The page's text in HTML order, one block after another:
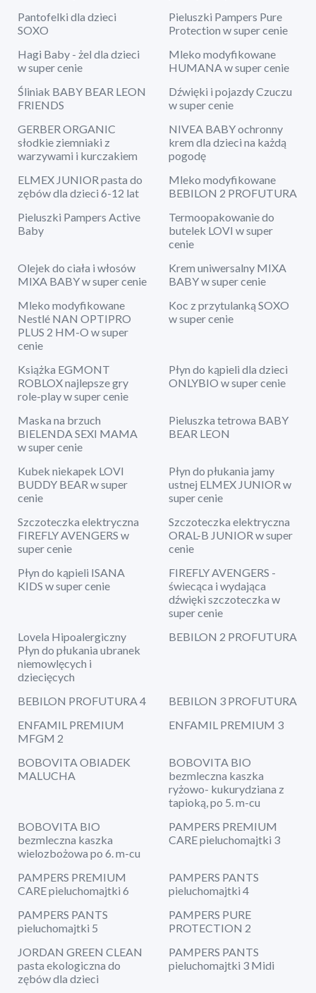
Pantofelki dla dzieci
SOXO
Pieluszki Pampers Pure
Protection w super cenie
Hagi Baby - żel dla dzieci
w super cenie
Mleko modyfikowane
HUMANA w super cenie
Śliniak BABY BEAR LEON
FRIENDS
Dźwięki i pojazdy Czuczu
w super cenie
GERBER ORGANIC
słodkie ziemniaki z
warzywami i kurczakiem
NIVEA BABY ochronny
krem dla dzieci na każdą
pogodę
ELMEX JUNIOR pasta do
zębów dla dzieci 6-12 lat
Mleko modyfikowane
BEBILON 2 PROFUTURA
Pieluszki Pampers Active
Baby
Termoopakowanie do
butelek LOVI w super
cenie
Olejek do ciała i włosów
MIXA BABY w super cenie
Krem uniwersalny MIXA
BABY w super cenie
Mleko modyfikowane
Nestlé NAN OPTIPRO
PLUS 2 HM-O w super
cenie
Koc z przytulanką SOXO
w super cenie
Książka EGMONT
ROBLOX najlepsze gry
role-play w super cenie
Płyn do kąpieli dla dzieci
ONLYBIO w super cenie
Maska na brzuch
BIELENDA SEXI MAMA
w super cenie
Pieluszka tetrowa BABY
BEAR LEON
Kubek niekapek LOVI
BUDDY BEAR w super
cenie
Płyn do płukania jamy
ustnej ELMEX JUNIOR w
super cenie
Szczoteczka elektryczna
FIREFLY AVENGERS w
super cenie
Szczoteczka elektryczna
ORAL-B JUNIOR w super
cenie
Płyn do kąpieli ISANA
KIDS w super cenie
FIREFLY AVENGERS -
świecąca i wydająca
dźwięki szczoteczka w
super cenie
Lovela Hipoalergiczny
Płyn do płukania ubranek
niemowlęcych i
dziecięcych
BEBILON 2 PROFUTURA
BEBILON PROFUTURA 4
BEBILON 3 PROFUTURA
ENFAMIL PREMIUM
MFGM 2
ENFAMIL PREMIUM 3
BOBOVITA OBIADEK
MALUCHA
BOBOVITA BIO
bezmleczna kaszka
ryżowo- kukurydziana z
tapioką, po 5. m-cu
BOBOVITA BIO
bezmleczna kaszka
wielozbożowa po 6. m-cu
PAMPERS PREMIUM
CARE pieluchomajtki 3
PAMPERS PREMIUM
CARE pieluchomajtki 6
PAMPERS PANTS
pieluchomajtki 4
PAMPERS PANTS
pieluchomajtki 5
PAMPERS PURE
PROTECTION 2
JORDAN GREEN CLEAN
pasta ekologiczna do
zębów dla dzieci
PAMPERS PANTS
pieluchomajtki 3 Midi